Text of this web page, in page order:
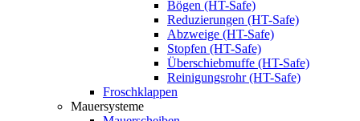
Bögen (HT-Safe)
Reduzierungen (HT-Safe)
Abzweige (HT-Safe)
Stopfen (HT-Safe)
Überschiebmuffe (HT-Safe)
Reinigungsrohr (HT-Safe)
Froschklappen
Mauersysteme